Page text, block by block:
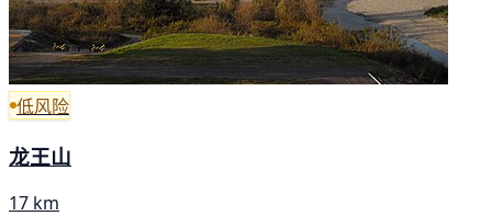
低风险
龙王山
17 km